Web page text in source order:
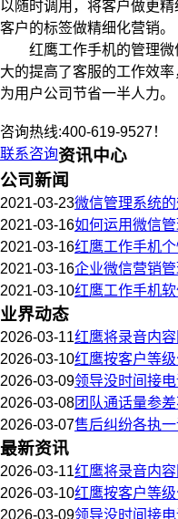
以随时调用，将客户做更
客户的标签做精细化营销。
红鹰工作手机的管理微
大的提高了客服的工作效
为用户公司节省一半人力。
咨询热线:400-619-9527！
联系咨询资讯中心
公司新闻
2021-03-23微信管理系统
2021-03-16如何运用微信
2021-03-16红鹰工作手机
2021-03-16企业微信营销
2021-03-10红鹰工作手机
业界动态
2026-03-11红鹰将录音内
2026-03-10红鹰按客户等
2026-03-09领导没时间接
2026-03-08团队通话量参
2026-03-07售后纠纷各执
最新资讯
2026-03-11红鹰将录音内
2026-03-10红鹰按客户等
2026-03-09领导没时间接